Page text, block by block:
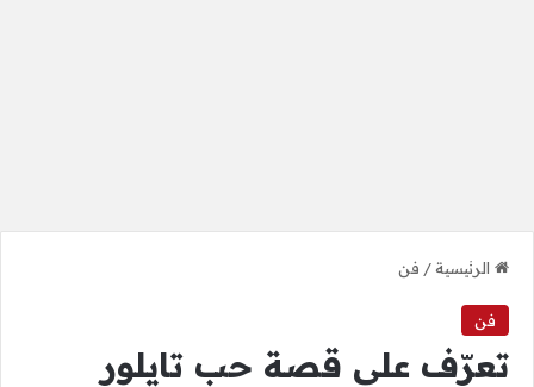
الرئيسية/ فن
فن
تعرّف على قصة حب تايلور